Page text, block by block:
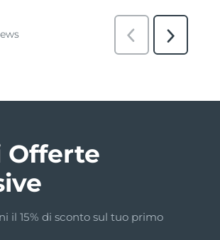
Offerte
il 15% di sconto sul tuo primo